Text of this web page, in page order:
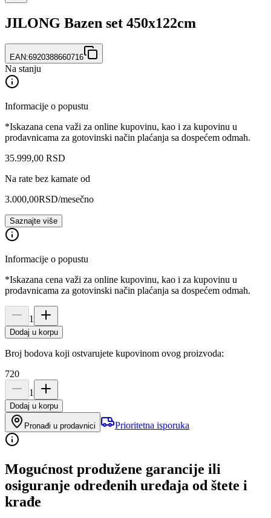
JILONG Bazen set 450x122cm
EAN:6920388660716
Na stanju
Informacije o popustu
*Iskazana cena važi za online kupovinu, kao i za kupovinu u
prodavnicama za gotovinski način plaćanja sa dospećem odmah.
35.999,00 RSD
Na rate bez kamate od
3.000,00RSD/mesečno
Saznajte više
Informacije o popustu
*Iskazana cena važi za online kupovinu, kao i za kupovinu u
prodavnicama za gotovinski način plaćanja sa dospećem odmah.
1
Dodaj u korpu
Broj bodova koji ostvarujete kupovinom ovog proizvoda:
720
1
Dodaj u korpu
Pronađi u prodavnici Prioritetna isporuka
Mogućnost produžene garancije ili
osiguranje određenih uređaja od štete i
krađe